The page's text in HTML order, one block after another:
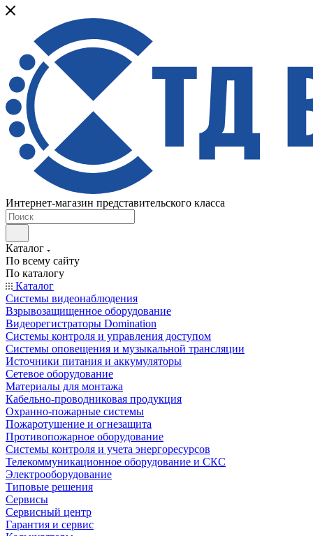
Интернет-магазин представительского класса
Каталог
По всему сайту
По каталогу
Каталог
Системы видеонаблюдения
Взрывозащищенное оборудование
Видеорегистраторы Domination
Системы контроля и управления доступом
Системы оповещения и музыкальной трансляции
Источники питания и аккумуляторы
Сетевое оборудование
Материалы для монтажа
Кабельно-проводниковая продукция
Охранно-пожарные системы
Пожаротушение и огнезащита
Противопожарное оборудование
Системы контроля и учета энергоресурсов
Телекоммуникационное оборудование и СКС
Электрооборудование
Типовые решения
Сервисы
Сервисный центр
Гарантия и сервис